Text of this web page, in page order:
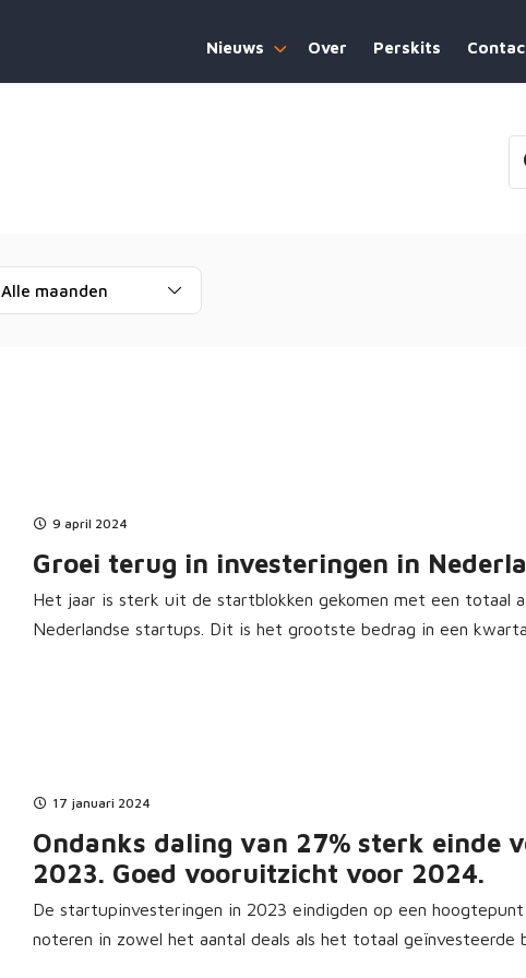
Nieuws Over Perskits
Alle maanden
9 april 2024
Groei terug in investeringen in
Het jaar is sterk uit de startblokken gekomen met een totaal
Nederlandse startups. Dit is het grootste bedrag in een
17 januari 2024
Ondanks daling van 27% sterk einde
2023. Goed vooruitzicht voor 2024.
De startupinvesteringen in 2023 eindigden op een
noteren in zowel het aantal deals als het totaal geïnvesteerde